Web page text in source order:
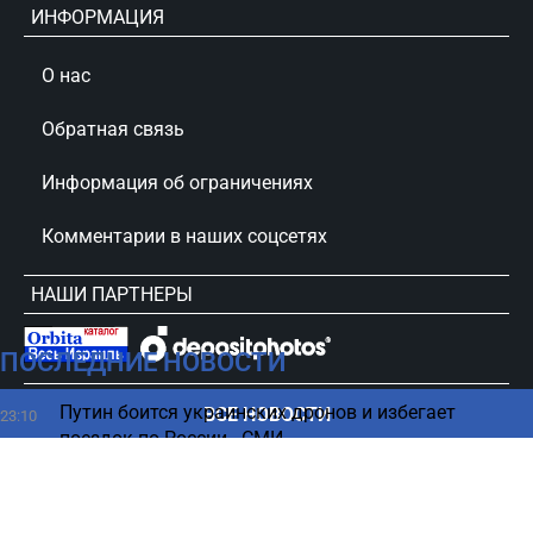
ПОСЛЕДНИЕ НОВОСТИ
23:10
Путин боится украинских дронов и избегает
поездок по России - СМИ
ВСЕ НОВОСТИ
ИНФОРМАЦИЯ
О нас
Обратная связь
Информация об ограничениях
Комментарии в наших соцсетях
НАШИ ПАРТНЕРЫ
сursorinfo.co.il © Все права защищены